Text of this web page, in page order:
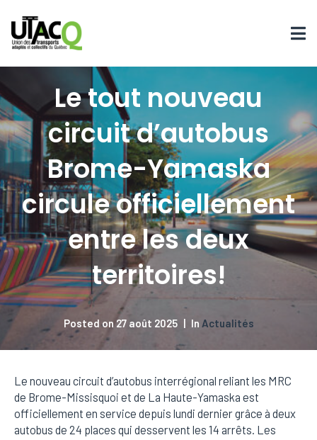
Le tout nouveau
circuit d’autobus
Brome-Yamaska
circule officiellement
entre les deux
territoires!
Posted on 27 août 2025 In Actualités
Le nouveau circuit d’autobus interrégional reliant les MRC
de Brome-Missisquoi et de La Haute-Yamaska est
officiellement en service depuis lundi dernier grâce à deux
autobus de 24 places qui desservent les 14 arrêts. Les